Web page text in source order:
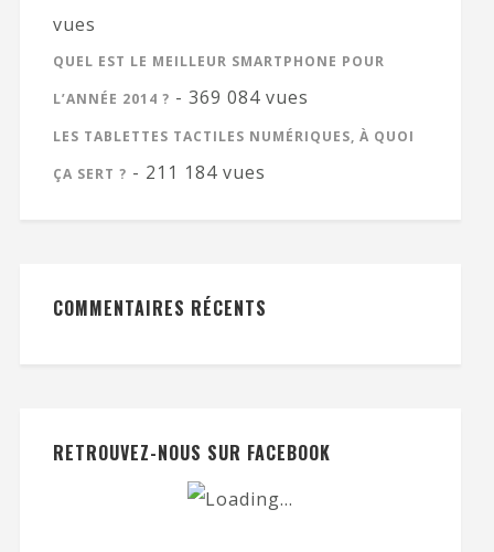
vues
QUEL EST LE MEILLEUR SMARTPHONE POUR
L’ANNÉE 2014 ? - 369 084 vues
LES TABLETTES TACTILES NUMÉRIQUES, À QUOI
ÇA SERT ? - 211 184 vues
COMMENTAIRES RÉCENTS
RETROUVEZ-NOUS SUR FACEBOOK